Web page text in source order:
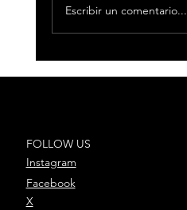
Escribir un comentario...
FOLLOW US
Instagram
Facebook
X